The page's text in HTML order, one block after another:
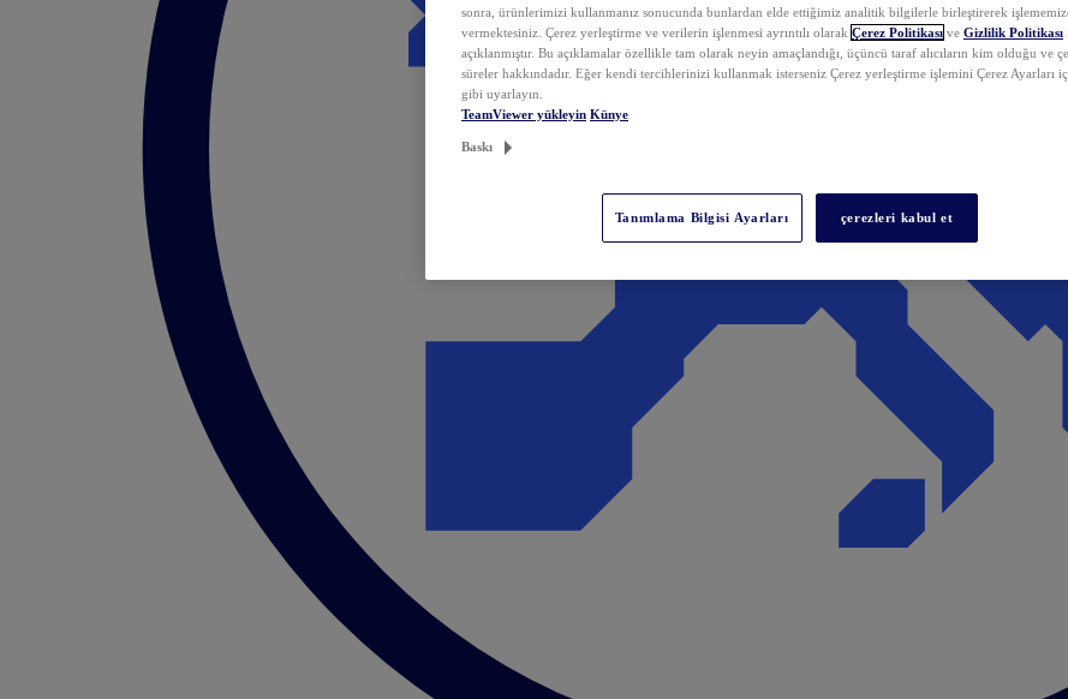
sonra, ürünlerimizi kullanmanız sonucunda bunlardan elde ettiğimiz analitik bilgilerle birleştirerek
vermektesiniz. Çerez yerleştirme ve verilerin işlenmesi ayrıntılı olarak Çerez Politikası ve Gizlilik Politikası
açıklanmıştır. Bu açıklamalar özellikle tam olarak neyin amaçlandığı, üçüncü taraf alıcıların kim olduğu ve
süreler hakkındadır. Eğer kendi tercihlerinizi kullanmak isterseniz Çerez yerleştirme işlemini Çerez Ayarları
gibi uyarlayın.
TeamViewer yükleyin Künye
Baskı
Tanımlama Bilgisi Ayarları çerezleri kabul et